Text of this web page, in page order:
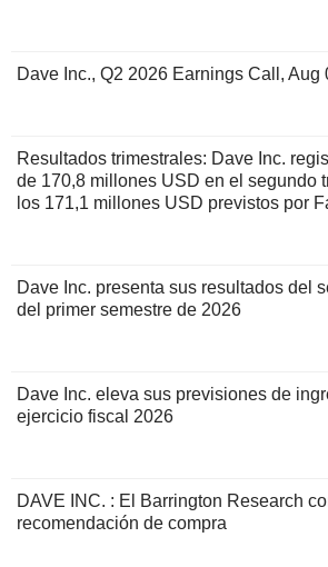
Dave Inc., Q2 2026 Earnings Call, Aug
Resultados trimestrales: Dave Inc.
de 170,8 millones USD en el segundo
los 171,1 millones USD previstos por
Dave Inc. presenta sus resultados del
del primer semestre de 2026
Dave Inc. eleva sus previsiones de
ejercicio fiscal 2026
DAVE INC. : El Barrington Research
recomendación de compra